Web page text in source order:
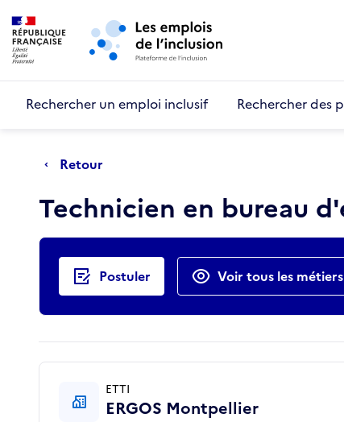
Aller au menu principal
Rechercher un emploi inclusif Rechercher des
Retour
Technicien en bureau
Actions rapides
Postuler Voir tous les métiers
ETTI
ERGOS Montpellier